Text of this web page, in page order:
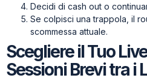
Decidi di cash out o
Se colpisci una trappola, il
scommessa attuale.
Scegliere il Tuo
Sessioni Brevi tra i